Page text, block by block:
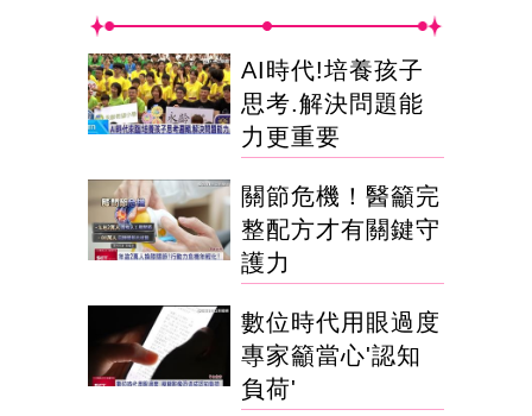
AI時代!培養孩子
思考.解決問題能
力更重要
關節危機！醫籲完
整配方才有關鍵守
護力
數位時代用眼過度
專家籲當心'認知
負荷'